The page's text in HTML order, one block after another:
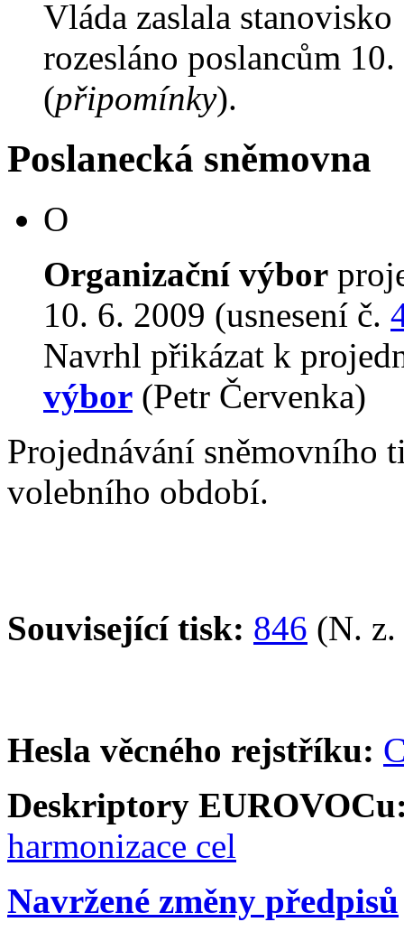
Vláda zaslala
rozesláno poslancům
(připomínky).
Poslanecká sněmovna
O
Organizační výbor
10. 6. 2009 (usnesení č.
Navrhl přikázat k
výbor (Petr Červenka)
Projednávání sněmovního
volebního období.
Související tisk: 846 (N. z.
Hesla věcného rejstříku:
Deskriptory
harmonizace cel
Navržené změny předpisů